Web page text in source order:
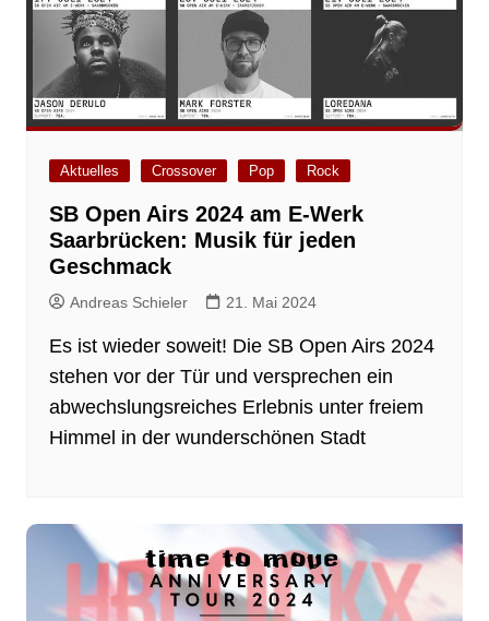
Aktuelles Crossover Pop Rock
SB Open Airs 2024 am E-Werk
Saarbrücken: Musik für jeden
Geschmack
Andreas Schieler 21. Mai 2024
Es ist wieder soweit! Die SB Open Airs 2024
stehen vor der Tür und versprechen ein
abwechslungsreiches Erlebnis unter freiem
Himmel in der wunderschönen Stadt